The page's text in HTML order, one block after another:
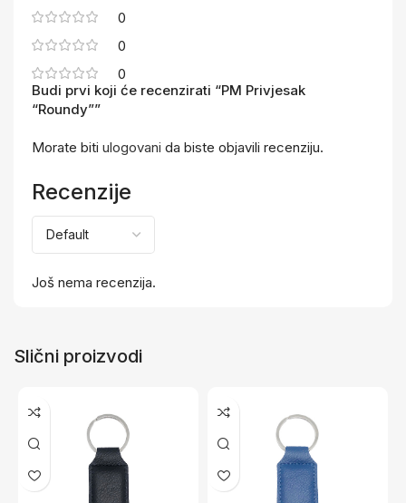
0
0
0
Recenzije
Još nema recenzija.
Budi prvi koji će recenzirati “PM Privjesak
“Roundy””
Morate biti ulogovani da biste objavili recenziju.
Slični proizvodi